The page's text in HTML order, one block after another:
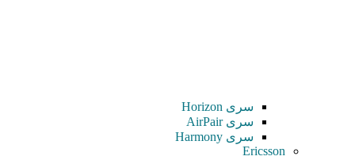
سری Horizon
سری AirPair
سری Harmony
Ericsson